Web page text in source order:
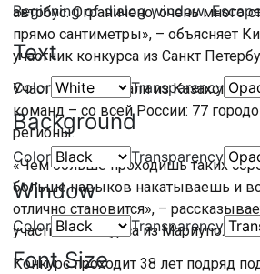
Beginning of dialog window.
Text
Color Transparency
Background
Color Transparency
Window
Color Transparency
Font Size
автобус. Ограничено, очень много
прямо сантиметры», – объясняет
участник конкурса из Санкт
Участники приехали из Казахстана,
команд – со всей России: 77
регионы.
«Чем больше проходишь таких
больше навыков накатываешь и
отлично становится», –
участник конкурса из Мариуполя.
Конкурс проходит 38 лет подряд